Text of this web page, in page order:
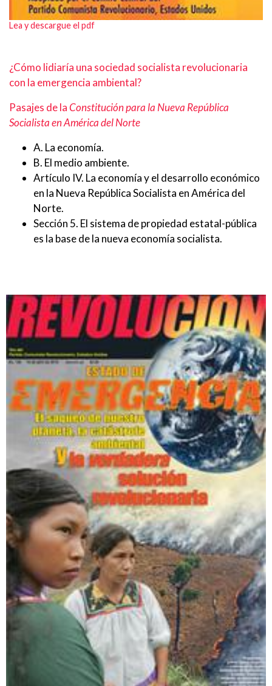
Lea y descargue el pdf
¿Cómo lidiaría una sociedad socialista revolucionaria
con la emergencia ambiental?
Pasajes de laConstitución para la Nueva República
Socialista en América del Norte
A. La economía.
B. El medio ambiente.
Artículo IV. La economía y el desarrollo económico
en la Nueva República Socialista en América del
Norte.
Sección 5. El sistema de propiedad estatal-pública
es la base de la nueva economía socialista.